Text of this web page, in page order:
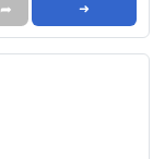
➦ ➜